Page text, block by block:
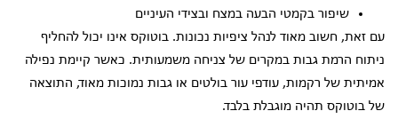
שיפור בקמטי הבעה במצח ובצידי העיניים
עם זאת, חשוב מאוד לנהל ציפיות נכונות. בוטוקס אינו יכול להחליף
ניתוח הרמת גבות במקרים של צניחה משמעותית. כאשר קיימת נפילה
אמיתית של רקמות, עודפי עור בולטים או גבות נמוכות מאוד, התוצאה
של בוטוקס תהיה מוגבלת בלבד.